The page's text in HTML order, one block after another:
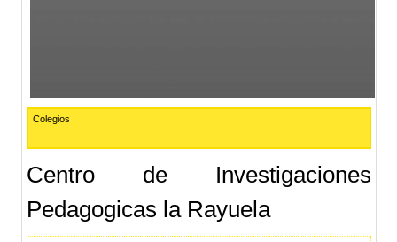
Colegios
Centro de Investigaciones
Pedagogicas la Rayuela